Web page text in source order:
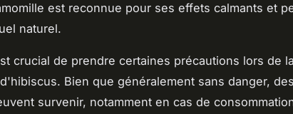
est reconnue pour ses effets calmants et
naturel.
crucial de prendre certaines précautions lors de la
Bien que généralement sans danger, des
survenir, notamment en cas de